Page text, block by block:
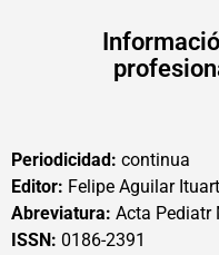
Periodicidad: continua
Editor: Felipe Aguilar
Abreviatura: Acta Pediatr
ISSN: 0186-2391